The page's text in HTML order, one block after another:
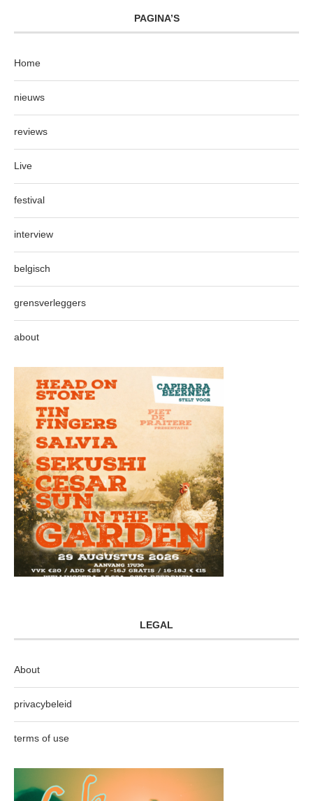
PAGINA’S
Home
nieuws
reviews
Live
festival
interview
belgisch
grensverleggers
about
LEGAL
About
privacybeleid
terms of use